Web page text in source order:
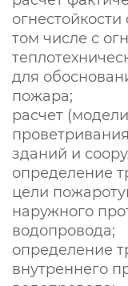
том числе с
для
пожара;
расчет
зданий и
определение
цели
наружного
водопровода;
определение
внутреннего